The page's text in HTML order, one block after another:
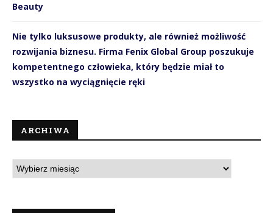
Beauty
Nie tylko luksusowe produkty, ale również możliwość
rozwijania biznesu. Firma Fenix Global Group poszukuje
kompetentnego człowieka, który będzie miał to
wszystko na wyciągnięcie ręki
ARCHIWA